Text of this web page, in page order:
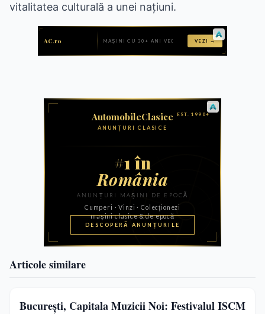
vitalitatea culturală a unei națiuni.
Articole similare
București, Capitala Muzicii Noi: Festivalul ISCM